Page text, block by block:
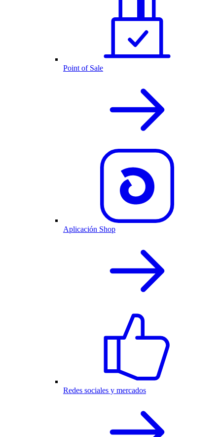
Point of Sale
Aplicación Shop
Redes sociales y mercados